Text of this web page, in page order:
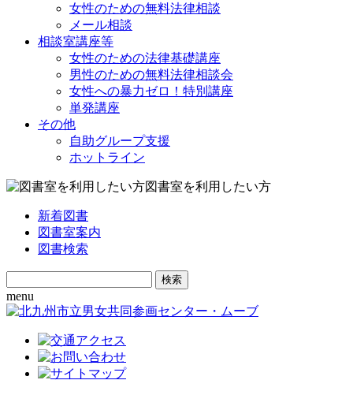
女性のための無料法律相談
メール相談
相談室講座等
女性のための法律基礎講座
男性のための無料法律相談会
女性への暴力ゼロ！特別講座
単発講座
その他
自助グループ支援
ホットライン
図書室を利用したい方
新着図書
図書室案内
図書検索
Search
for:
menu